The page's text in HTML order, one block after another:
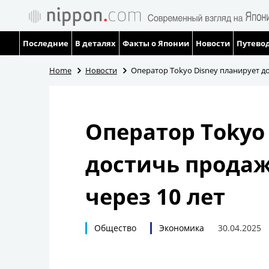
Последние В деталях Факты о Японии Новости
Home Новости Оператор Tokyo Disney планирует
Оператор
достичь
через 10 лет
Общество Экономика 30.04.2025